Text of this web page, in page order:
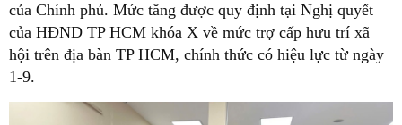
của Chính phủ. Mức tăng được quy định tại Nghị quyết
của HĐND TP HCM khóa X về mức trợ cấp hưu trí xã
hội trên địa bàn TP HCM, chính thức có hiệu lực từ ngày
1-9.